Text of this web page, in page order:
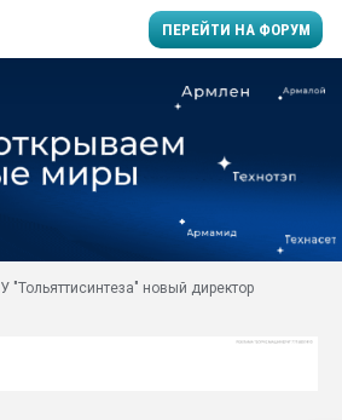
ПЕРЕЙТИ НА ФОРУМ
производство SPC
заводу пластмасс"
Помощь в подборе
Вакуум-формовочные
У "Тольяттисинтеза" новый директор